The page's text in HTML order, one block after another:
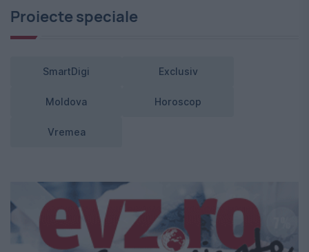
Proiecte speciale
SmartDigi Exclusiv
Moldova Horoscop
Vremea